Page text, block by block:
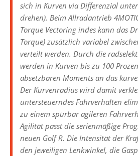
sich in Kurven via Differenzial
drehen). Beim Allradantrieb
Torque Vectoring indes kann das
Torque) zusätzlich variabel
verteilt werden. Durch die
werden in Kurven bis zu 100
absetzbaren Moments an das
Der Kurvenradius wird damit
untersteuerndes Fahrverhalten
zu einem spürbar agileren
Agilität passt die serienmäßige
neuen Golf R. Die Intensität der
den jeweiligen Lenkwinkel, die